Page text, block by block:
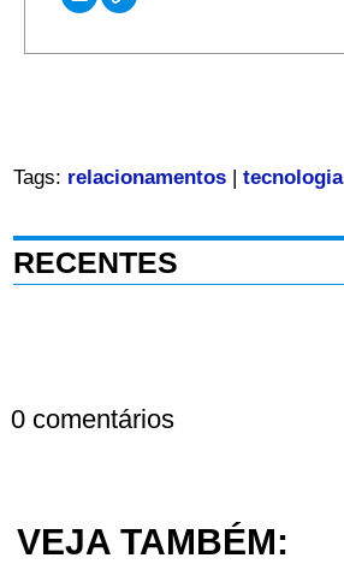
Tags: relacionamentos| tecnologia
RECENTES
0 comentários
VEJA TAMBÉM: